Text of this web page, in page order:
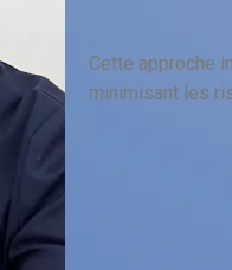
Cette approche
minimisant les